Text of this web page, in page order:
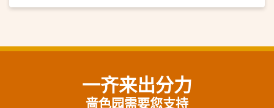
一齐来出分力
啬色园需要您支持